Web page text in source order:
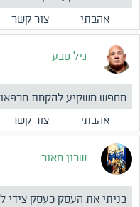
הפעילו...
אהבתי צור קשר
גיל טבע
מחפש משקיע להקמת
אהבתי
צור קשר
שרון מאור
בניתי את העסק כעסק צידי